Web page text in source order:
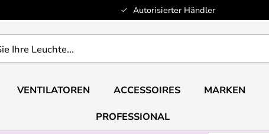
Autorisierter Händler
VENTILATOREN ACCESSOIRES MARKEN
PROFESSIONAL